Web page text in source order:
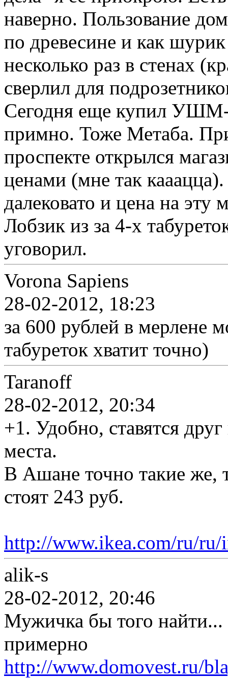
наверно. Пользование
по древесине и как
несколько раз в стенах
сверлил для
Сегодня еще купил УШМ-
примно. Тоже Метаба.
проспекте открылся
ценами (мне так
далековато и цена на
Лобзик из за 4-х
уговорил.
Vorona Sapiens
28-02-2012, 18:23
за 600 рублей в мерлене
табуреток хватит точно)
Taranoff
28-02-2012, 20:34
+1. Удобно, ставятся
места.
В Ашане точно такие же,
стоят 243 руб.
http://www.ikea.com/ru/ru/
alik-s
28-02-2012, 20:46
Мужичка бы того найти...
примерно
http://www.domovest.ru/